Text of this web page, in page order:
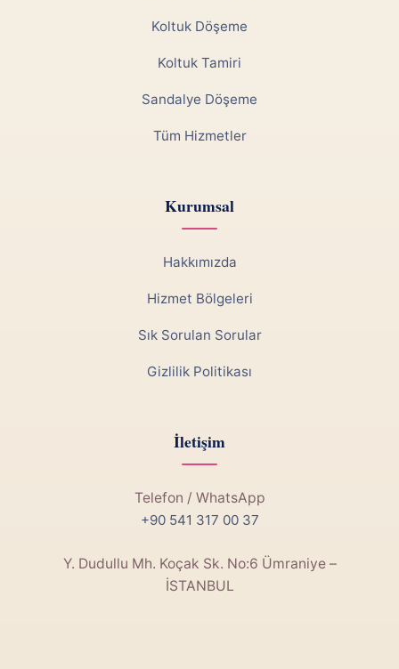
Koltuk Döşeme
Koltuk Tamiri
Sandalye Döşeme
Tüm Hizmetler
Kurumsal
Hakkımızda
Hizmet Bölgeleri
Sık Sorulan Sorular
Gizlilik Politikası
İletişim
Telefon / WhatsApp
+90 541 317 00 37
Y. Dudullu Mh. Koçak Sk. No:6 Ümraniye –
İSTANBUL